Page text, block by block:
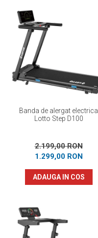
Banda de alergat electrica
Lotto Step D100
2.199,00 RON
1.299,00 RON
ADAUGA IN COS